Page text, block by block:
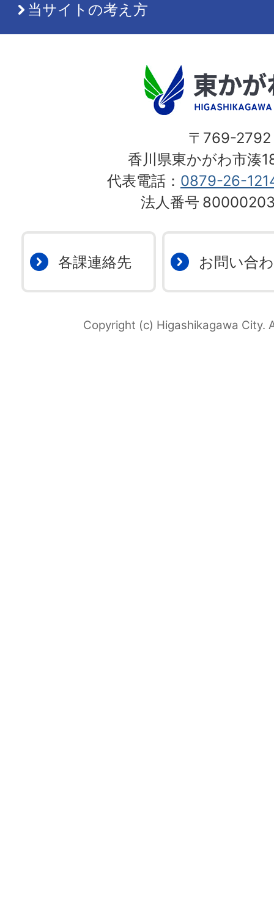
当サイトの考え方
〒769-2792
香川県東かがわ市湊
代表電話： 0879-26-
法人番号
各課連絡先 お問い合
Copyright (c) Higashikagawa City.